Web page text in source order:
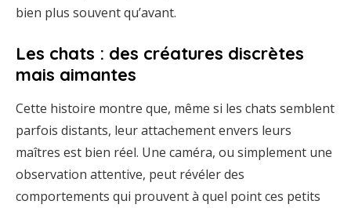
bien plus souvent qu’avant.
Les chats : des créatures discrètes
mais aimantes
Cette histoire montre que, même si les chats semblent
parfois distants, leur attachement envers leurs
maîtres est bien réel. Une caméra, ou simplement une
observation attentive, peut révéler des
comportements qui prouvent à quel point ces petits